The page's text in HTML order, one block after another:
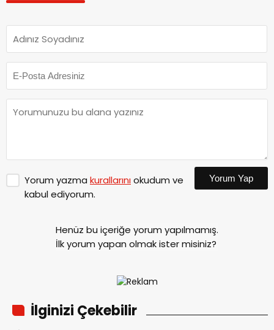
Yorum yazma kurallarınıokudum ve
kabul ediyorum.
Yorum Yap
Henüz bu içeriğe yorum yapılmamış.
İlk yorum yapan olmak ister misiniz?
İlginizi Çekebilir